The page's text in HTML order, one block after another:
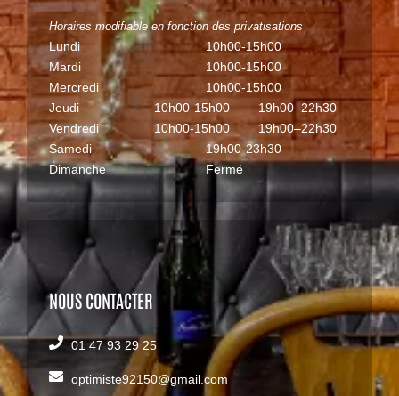
Horaires modifiable en fonction des privatisations
Lundi
10h00-15h00
Mardi
10h00-15h00
Mercredi
10h00-15h00
Jeudi
10h00-15h00
19h00–22h30
Vendredi
10h00-15h00
19h00–22h30
Samedi
19h00-23h30
Dimanche
Fermé
NOUS CONTACTER
01 47 93 29 25
optimiste92150@gmail.com